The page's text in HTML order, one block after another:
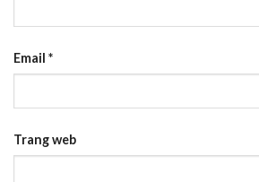
Email *
Trang web